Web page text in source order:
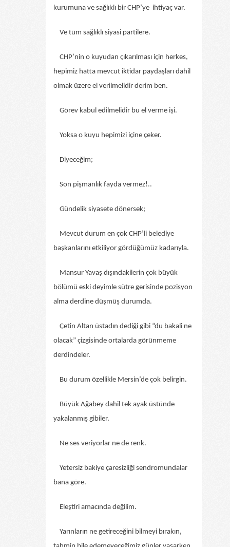
kurumuna ve sağlıklı bir CHP’ye ihtiyaç var.
Ve tüm sağlıklı siyasi partilere.
CHP’nin o kuyudan çıkarılması için herkes,
hepimiz hatta mevcut iktidar paydaşları dahil
olmak üzere el verilmelidir derim ben.
Görev kabul edilmelidir bu el verme işi.
Yoksa o kuyu hepimizi içine çeker.
Diyeceğim;
Son pişmanlık fayda vermez!..
Gündelik siyasete dönersek;
Mevcut durum en çok CHP’li belediye
başkanlarını etkiliyor gördüğümüz kadarıyla.
Mansur Yavaş dışındakilerin çok büyük
bölümü eski deyimle sütre gerisinde pozisyon
alma derdine düşmüş durumda.
Çetin Altan üstadın dediği gibi “du bakali ne
olacak” çizgisinde ortalarda görünmeme
derdindeler.
Bu durum özellikle Mersin’de çok belirgin.
Büyük Ağabey dahil tek ayak üstünde
yakalanmış gibiler.
Ne ses veriyorlar ne de renk.
Yetersiz bakiye çaresizliği sendromundalar
bana göre.
Eleştiri amacında değilim.
Yarınların ne getireceğini bilmeyi bırakın,